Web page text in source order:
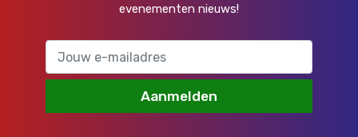
evenementen nieuws!
Aanmelden